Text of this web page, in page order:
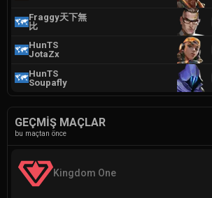
Fraggy天下無
比
HunTS
JotaZx
HunTS
Soupafly
GEÇMIŞ MAÇLAR
bu maçtan önce
Kingdom One